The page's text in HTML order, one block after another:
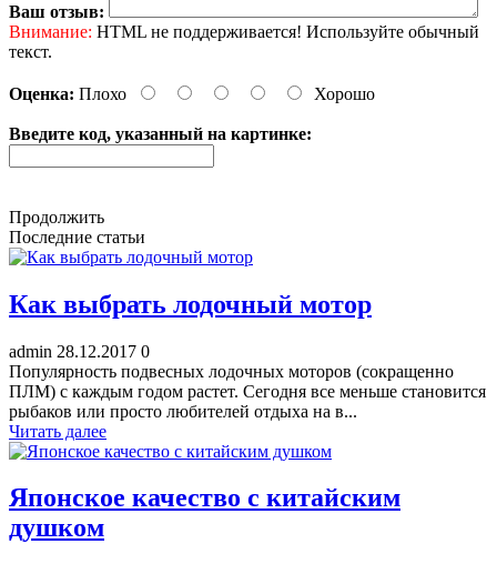
Ваш отзыв:
Внимание: HTML не поддерживается! Используйте обычный
текст.
Оценка: Плохо Хорошо
Введите код, указанный на картинке:
Продолжить
Последние статьи
Как выбрать лодочный мотор
admin 28.12.2017 0
Популярность подвесных лодочных моторов (сокращенно
ПЛМ) с каждым годом растет. Сегодня все меньше становится
рыбаков или просто любителей отдыха на в...
Читать далее
Японское качество с китайским
душком